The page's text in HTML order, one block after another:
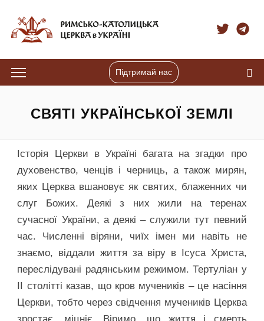
Підтримай нас
СВЯТІ УКРАЇНСЬКОЇ ЗЕМЛІ
Історія Церкви в Україні багата на згадки про
духовенство, ченців і черниць, а також мирян,
яких Церква вшановує як святих, блаженних чи
слуг Божих. Деякі з них жили на теренах
сучасної України, а деякі – служили тут певний
час. Численні віряни, чиїх імен ми навіть не
знаємо, віддали життя за віру в Ісуса Христа,
переслідувані радянським режимом. Тертуліан у
ІІ столітті казав, що кров мучеників – це насіння
Церкви, тобто через свідчення мучеників Церква